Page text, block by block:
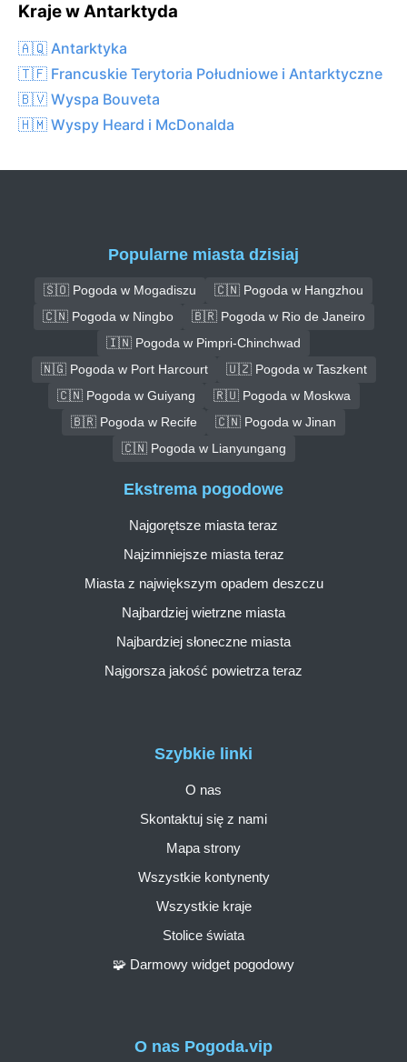
Kraje w Antarktyda
🇦🇶 Antarktyka
🇹🇫 Francuskie Terytoria Południowe i Antarktyczne
🇧🇻 Wyspa Bouveta
🇭🇲 Wyspy Heard i McDonalda
Popularne miasta dzisiaj
🇸🇴 Pogoda w Mogadiszu
🇨🇳 Pogoda w Hangzhou
🇨🇳 Pogoda w Ningbo
🇧🇷 Pogoda w Rio de Janeiro
🇮🇳 Pogoda w Pimpri-Chinchwad
🇳🇬 Pogoda w Port Harcourt
🇺🇿 Pogoda w Taszkent
🇨🇳 Pogoda w Guiyang
🇷🇺 Pogoda w Moskwa
🇧🇷 Pogoda w Recife
🇨🇳 Pogoda w Jinan
🇨🇳 Pogoda w Lianyungang
O nas Pogoda.vip
Szybkie linki
O nas
Skontaktuj się z nami
Mapa strony
Wszystkie kontynenty
Wszystkie kraje
Stolice świata
🧩 Darmowy widget pogodowy
Ekstrema pogodowe
Najgorętsze miasta teraz
Najzimniejsze miasta teraz
Miasta z największym opadem deszczu
Najbardziej wietrzne miasta
Najbardziej słoneczne miasta
Najgorsza jakość powietrza teraz